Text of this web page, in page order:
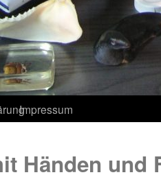
Impressum
Händen und